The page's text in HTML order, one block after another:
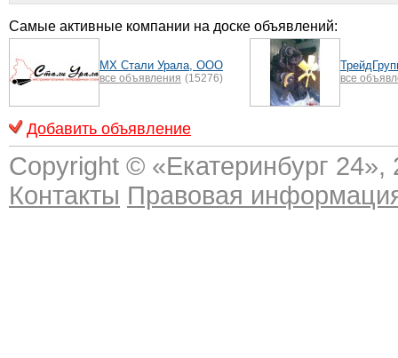
Самые активные компании на доске объявлений:
МХ Стали Урала, ООО
все объявления (15276) все
Добавить объявление
Copyright © «Екатеринбург 24»,
Контакты Правовая